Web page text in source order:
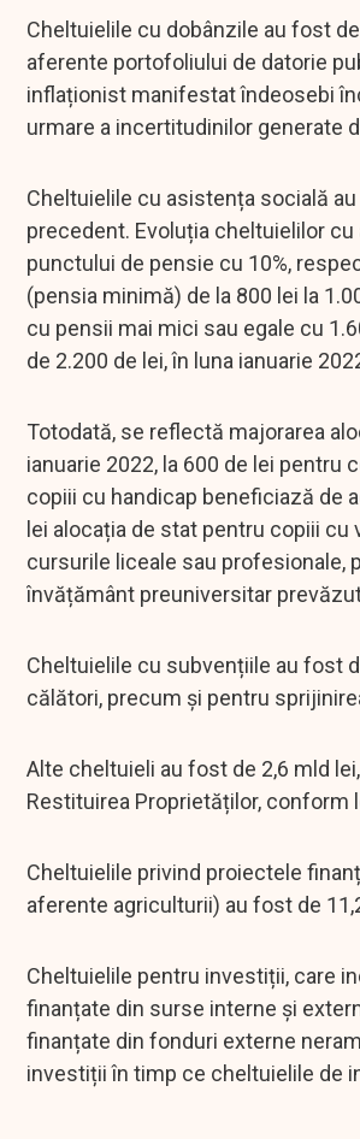
Cheltuielile cu dobânzile au fost
aferente portofoliului de datorie
inflaționist manifestat îndeosebi
urmare a incertitudinilor generate
Cheltuielile cu asistența socială
precedent. Evoluția cheltuielilor
punctului de pensie cu 10%,
(pensia minimă) de la 800 lei la
cu pensii mai mici sau egale cu
de 2.200 de lei, în luna ianuarie
Totodată, se reflectă majorarea
ianuarie 2022, la 600 de lei pentru
copiii cu handicap beneficiază de
lei alocația de stat pentru copiii
cursurile liceale sau profesionale,
învățământ preuniversitar
Cheltuielile cu subvențiile au fost
călători, precum și pentru
Alte cheltuieli au fost de 2,6 mld
Restituirea Proprietăților, conform
Cheltuielile privind proiectele
aferente agriculturii) au fost de
Cheltuielile pentru investiții, care
finanțate din surse interne și
finanțate din fonduri externe
investiții în timp ce cheltuielile de